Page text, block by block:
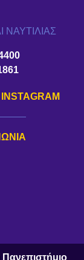
ΝΑΥΤΙΛΙΑΣ
INSTAGRAM
Πανεπιστήμιο